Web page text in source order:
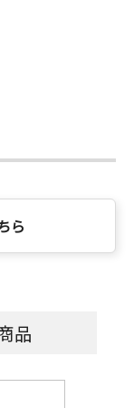
ら
品